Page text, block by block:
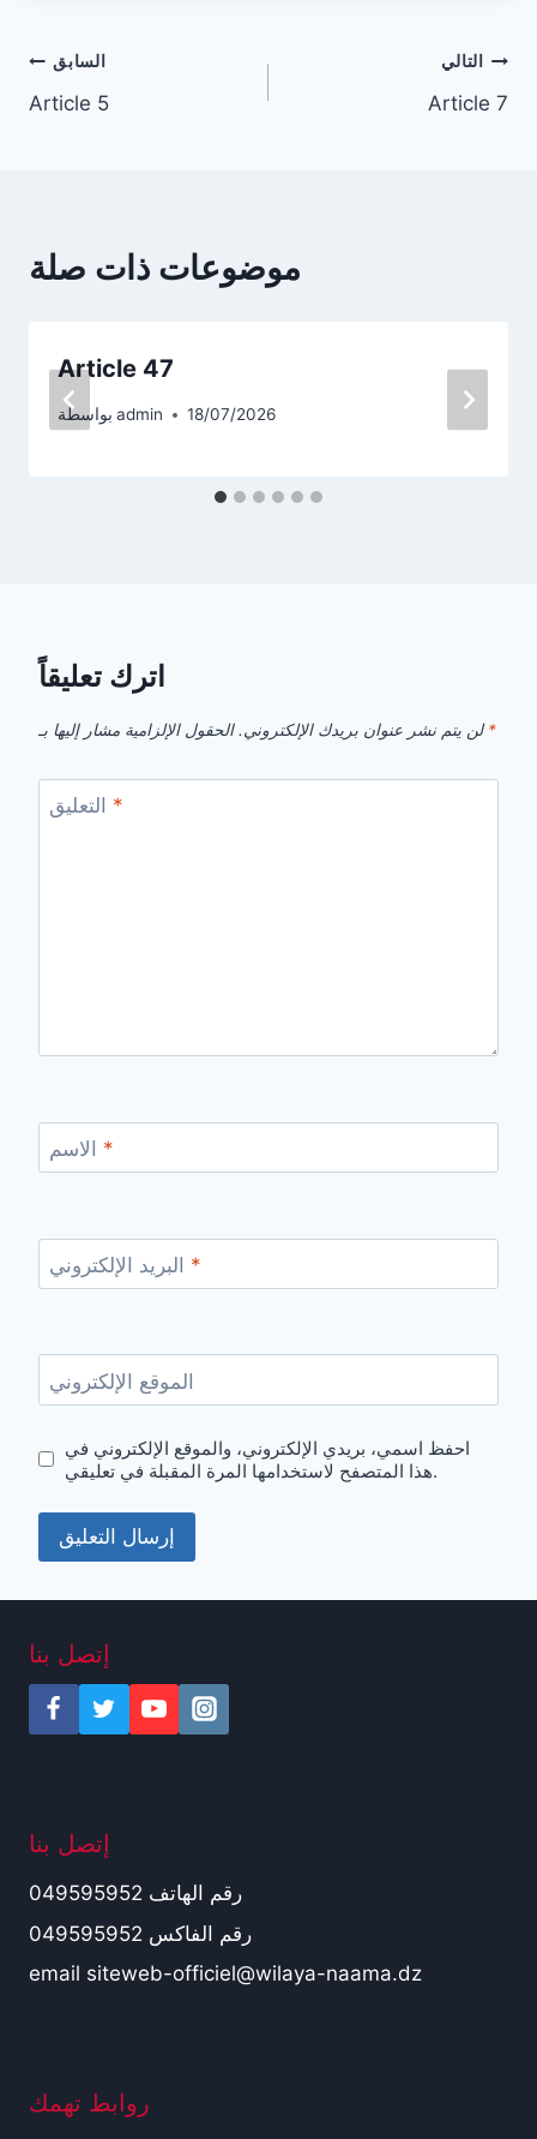
تصفّح
المقالات
السابق
Article 5
التالي
Article 7
موضوعات ذات صلة
Article 47
بواسطة admin 18/07/2026
اترك تعليقاً
لن يتم نشر عنوان بريدك الإلكتروني.الحقول الإلزامية مشار إليها بـ*
*
*
*
الموقع الإلكتروني
احفظ اسمي، بريدي الإلكتروني، والموقع الإلكتروني في
هذا المتصفح لاستخدامها المرة المقبلة في تعليقي.
إتصل بنا
إتصل بنا
رقم الهاتف 049595952
رقم الفاكس 049595952
email siteweb-officiel@wilaya-naama.dz
روابط تهمك